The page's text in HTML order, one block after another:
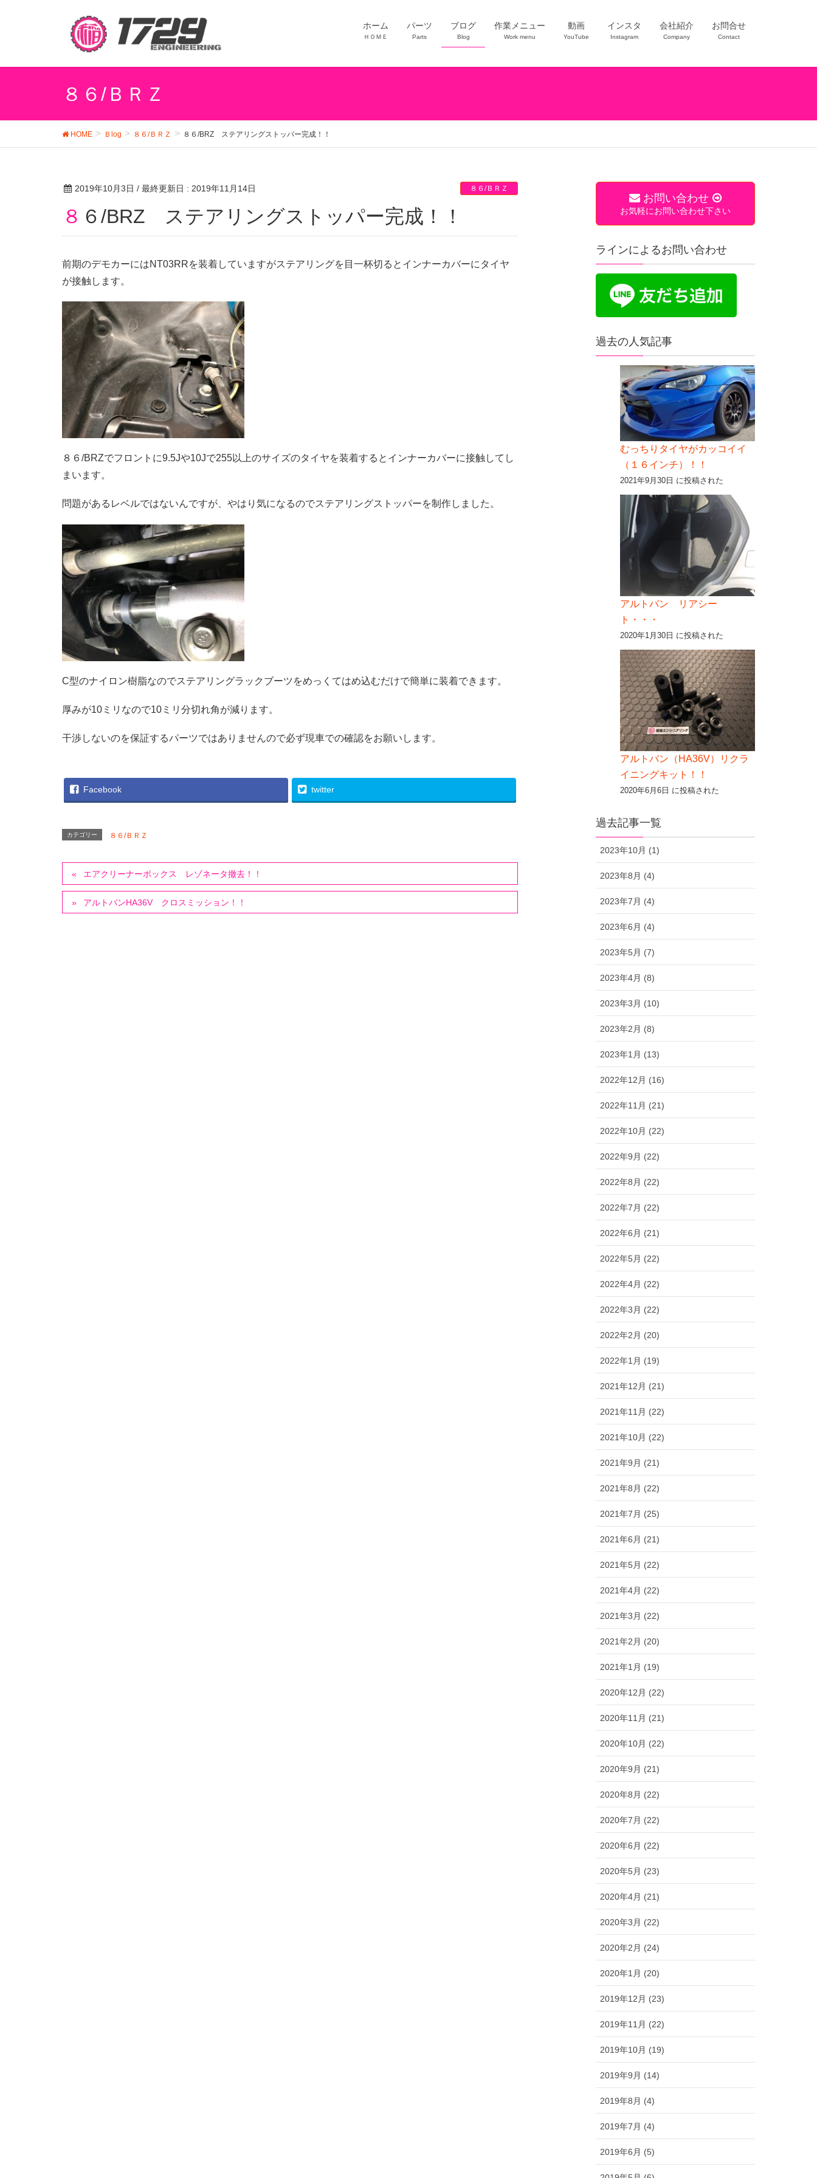
ホーム
ＨＯＭＥ
パーツ
Parts
ブログ
Blog
作業メニュー
Work menu
動画
YouTube
インスタ
Instagram
会社紹介
Company
お問合せ
Contact
８６/ＢＲＺ
HOME Ｂlog ８６/ＢＲＺ ８６/BRZ ステアリングストッパー完成！！
2019年10月3日 / 最終更新日 : 2019年11月14日 ８６/ＢＲＺ
８６/BRZ ステアリングストッパー完成！！
前期のデモカーにはNT03RRを装着していますがステアリングを目一杯切るとインナーカバーにタイヤ
が接触します。
８６/BRZでフロントに9.5Jや10Jで255以上のサイズのタイヤを装着するとインナーカバーに接触してし
まいます。
問題があるレベルではないんですが、やはり気になるのでステアリングストッパーを制作しました。
C型のナイロン樹脂なのでステアリングラックブーツをめっくてはめ込むだけで簡単に装着できます。
厚みが10ミリなので10ミリ分切れ角が減ります。
干渉しないのを保証するパーツではありませんので必ず現車での確認をお願いします。
Facebook twitter
カテゴリー ８６/ＢＲＺ
エアクリーナーボックス レゾネータ撤去！！
アルトバンHA36V クロスミッション！！
お問い合わせ
お気軽にお問い合わせ下さい
ラインによるお問い合わせ
過去の人気記事
むっちりタイヤがカッコイイ
（１６インチ）！！
2021年9月30日 に投稿された
アルトバン リアシー
ト・・・
2020年1月30日 に投稿された
アルトバン（HA36V）リクラ
イニングキット！！
2020年6月6日 に投稿された
過去記事一覧
2023年10月 (1)
2023年8月 (4)
2023年7月 (4)
2023年6月 (4)
2023年5月 (7)
2023年4月 (8)
2023年3月 (10)
2023年2月 (8)
2023年1月 (13)
2022年12月 (16)
2022年11月 (21)
2022年10月 (22)
2022年9月 (22)
2022年8月 (22)
2022年7月 (22)
2022年6月 (21)
2022年5月 (22)
2022年4月 (22)
2022年3月 (22)
2022年2月 (20)
2022年1月 (19)
2021年12月 (21)
2021年11月 (22)
2021年10月 (22)
2021年9月 (21)
2021年8月 (22)
2021年7月 (25)
2021年6月 (21)
2021年5月 (22)
2021年4月 (22)
2021年3月 (22)
2021年2月 (20)
2021年1月 (19)
2020年12月 (22)
2020年11月 (21)
2020年10月 (22)
2020年9月 (21)
2020年8月 (22)
2020年7月 (22)
2020年6月 (22)
2020年5月 (23)
2020年4月 (21)
2020年3月 (22)
2020年2月 (24)
2020年1月 (20)
2019年12月 (23)
2019年11月 (22)
2019年10月 (19)
2019年9月 (14)
2019年8月 (4)
2019年7月 (4)
2019年6月 (5)